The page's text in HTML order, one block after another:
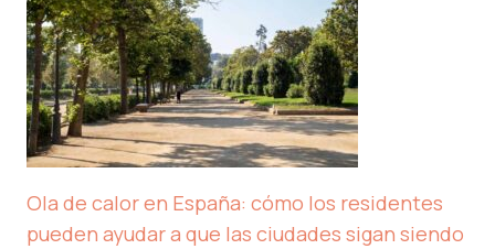
Ola de calor en España: cómo los residentes
pueden ayudar a que las ciudades sigan siendo